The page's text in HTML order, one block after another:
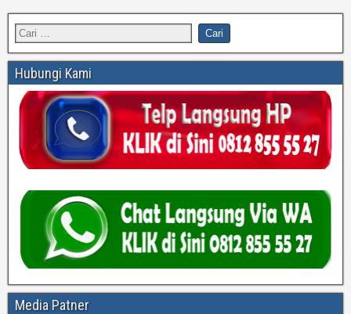
Hubungi Kami
Media Patner